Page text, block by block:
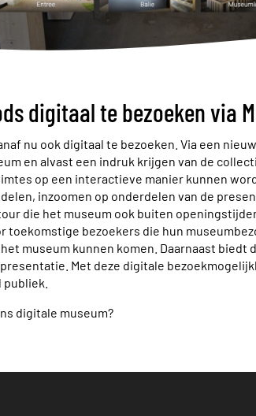
digitaal te bezoeken via
nu ook digitaal te bezoeken. Via een
en alvast een indruk krijgen van de
op een interactieve manier kunnen
inzoomen op onderdelen van de
die het museum ook buiten
toekomstige bezoekers die hun
museum kunnen komen. Daarnaast
Met deze digitale
digitale museum?